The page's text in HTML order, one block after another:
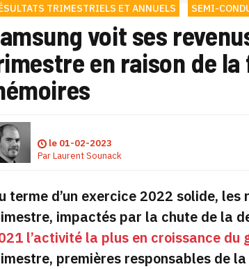
TRIMESTRIELS ET ANNUELS SEMI-
voit ses
en raison de la
le 01-02-2023
ParLaurent Sounack
terme d’un exercice 2022 solide,
impactés par la chute de la
l’activité la plus en croissance du
premières responsables de